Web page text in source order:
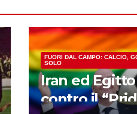
FUORI DAL CAMPO: CALCIO,
SOLO
Iran ed Egitto
contro il